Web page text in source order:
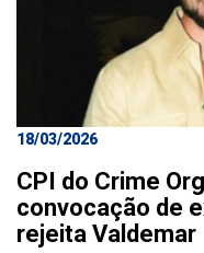
18/03/2026
CPI do Crime
convocação de
rejeita Valdemar